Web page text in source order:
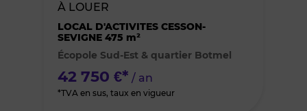
À LOUER
LOCAL D'ACTIVITES CESSON-
SEVIGNE 475 m²
Écopole Sud-Est & quartier Botmel
42 750 €* / an
*TVA en sus, taux en vigueur